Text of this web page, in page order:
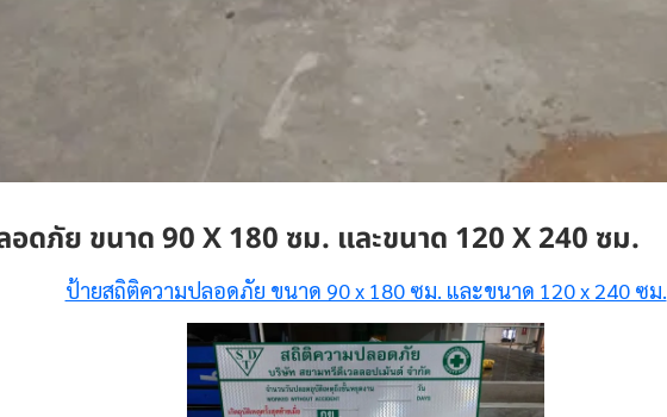
ดภัย ขนาด 90 X 180 ซม. และขนาด 120 X 240 ซม.
ป้ายสถิติความปลอดภัย ขนาด 90 x 180 ซม. และขนาด 120 x 240 ซม.